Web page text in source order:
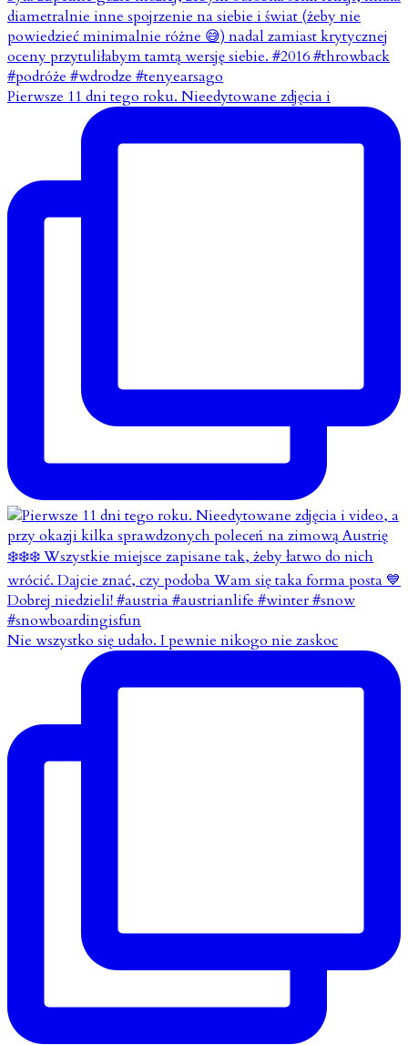
Pierwsze 11 dni tego roku. Nieedytowane zdjęcia i
Nie wszystko się udało. I pewnie nikogo nie zaskoc